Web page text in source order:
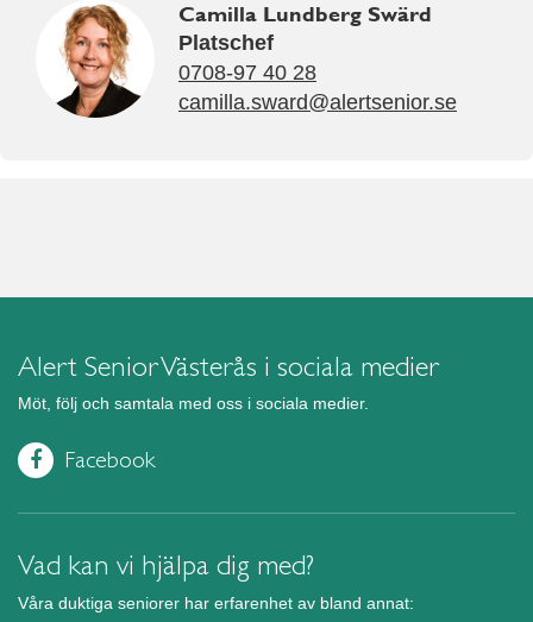
Camilla Lundberg Swärd
Platschef
0708-97 40 28
camilla.sward@alertsenior.se
Alert Senior Västerås i sociala medier
Möt, följ och samtala med oss i sociala medier.
Facebook
Vad kan vi hjälpa dig med?
Våra duktiga seniorer har erfarenhet av bland annat: